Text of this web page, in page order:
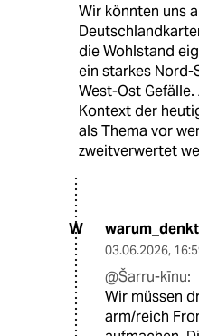
Wir könnten uns
die Wohlstand
ein starkes Nord-
West-Ost
Kontext der
als Thema vor
zweitverwertet
W
03.06.2026,
@Šarru-kīnu:
Wir müssen
arm/reich